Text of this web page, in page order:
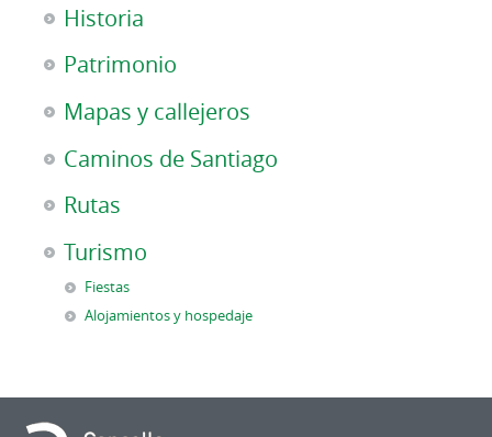
Historia
Patrimonio
Mapas y callejeros
Caminos de Santiago
Rutas
Turismo
Fiestas
Alojamientos y hospedaje